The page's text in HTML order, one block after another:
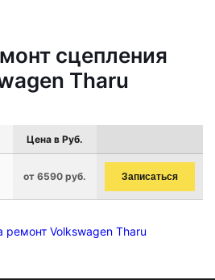
сцепления
Tharu
Цена в Руб.
от 6590 руб. Записаться
ремонт Volkswagen Tharu